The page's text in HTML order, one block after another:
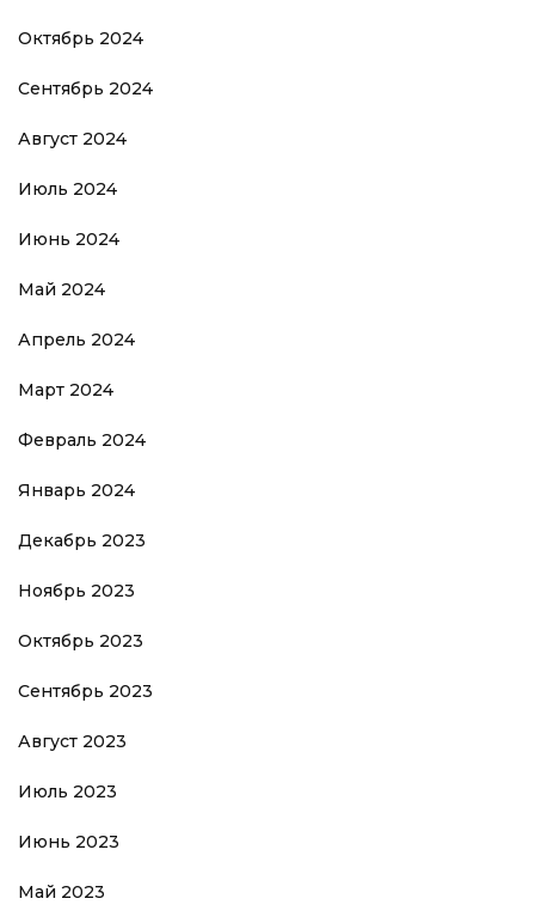
Октябрь 2024
Сентябрь 2024
Август 2024
Июль 2024
Июнь 2024
Май 2024
Апрель 2024
Март 2024
Февраль 2024
Январь 2024
Декабрь 2023
Ноябрь 2023
Октябрь 2023
Сентябрь 2023
Август 2023
Июль 2023
Июнь 2023
Май 2023